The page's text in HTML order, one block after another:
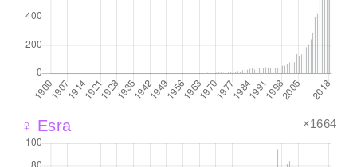
♀ Esra ×1664